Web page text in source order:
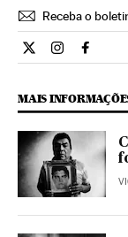
Receba o
Opiniao El País
Opiniao El
MAIS